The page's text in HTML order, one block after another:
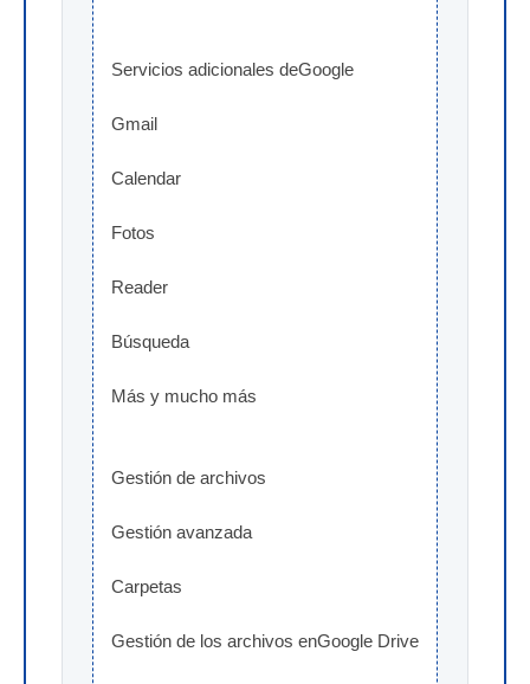
Servicios adicionales deGoogle
Gmail
Calendar
Fotos
Reader
Búsqueda
Más y mucho más
Gestión de archivos
Gestión avanzada
Carpetas
Gestión de los archivos enGoogle Drive